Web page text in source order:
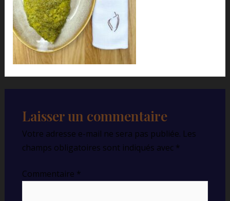
Laisser un commentaire
Votre adresse e-mail ne sera pas publiée. Les
champs obligatoires sont indiqués avec *
Commentaire *